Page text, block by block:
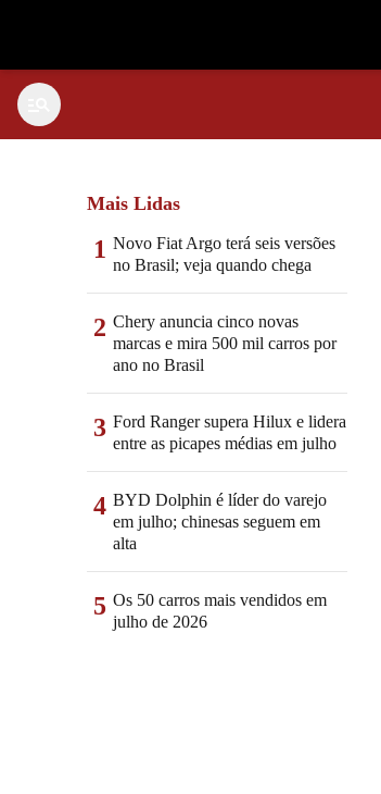
Mais Lidas
1 Novo Fiat Argo terá seis versões
no Brasil; veja quando chega
2 Chery anuncia cinco novas
marcas e mira 500 mil carros por
ano no Brasil
3 Ford Ranger supera Hilux e lidera
entre as picapes médias em julho
4 BYD Dolphin é líder do varejo
em julho; chinesas seguem em
alta
5 Os 50 carros mais vendidos em
julho de 2026